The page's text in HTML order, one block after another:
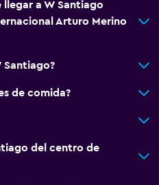
llegar a W Santiago
Arturo Merino
Santiago?
de comida?
del centro de